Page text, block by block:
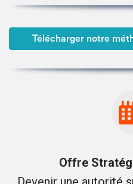
Télécharger notre
Offre